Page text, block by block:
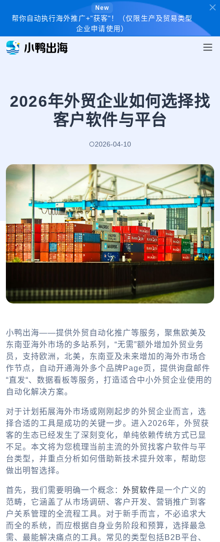
New
帮你自动执行海外推广+"获客"！（仅限生产及贸易类型
企业申请使用）
2026年外贸企业如何选择找
客户软件与平台
2026-04-10
小鸭出海——提供外贸自动化推广等服务，聚焦欧美及
东南亚海外市场的多站系列，“无需”额外增加外贸业务
员，支持欧洲，北美，东南亚及未来增加的海外市场合
作节点，自动开通海外多个品牌Page页，提供询盘邮件
“直发“、数据看板等服务，打造适合中小外贸企业使用的
自动化解决方案。
对于计划拓展海外市场或刚刚起步的外贸企业而言，选
择合适的工具是成功的关键一步。进入2026年，外贸获
客的生态已经发生了深刻变化，单纯依赖传统方式已显
不足。本文将为您梳理当前主流的外贸找客户软件与平
台类型，并重点分析如何借助新技术提升效率，帮助您
做出明智选择。
首先，我们需要明确一个概念： 外贸软件是一个广义的
范畴，它涵盖了从市场调研、客户开发、营销推广到客
户关系管理的全流程工具。对于新手而言，不必追求大
而全的系统，而应根据自身业务阶段和预算，选择最急
需、最能解决痛点的工具。常见的类型包括B2B平台、